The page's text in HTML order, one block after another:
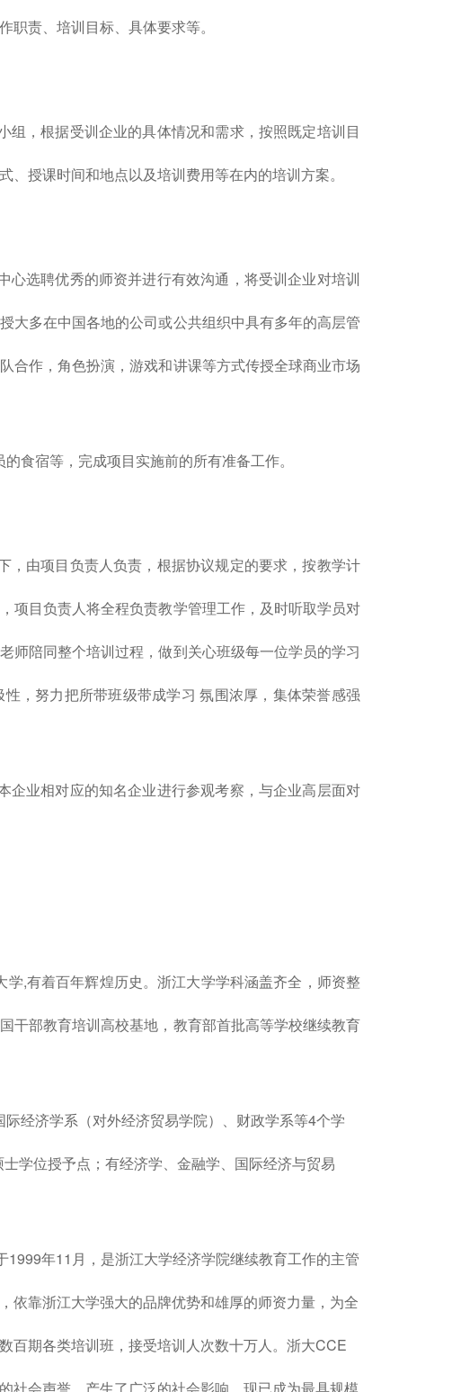
责、培训目标、具体要求等。
，根据受训企业的具体情况和需求，按照既定培训目
授课时间和地点以及培训费用等在内的培训方案。
选聘优秀的师资并进行有效沟通，将受训企业对培训
大多在中国各地的公司或公共组织中具有多年的高层管
合作，角色扮演，游戏和讲课等方式传授全球商业市场
食宿等，完成项目实施前的所有准备工作。
由项目负责人负责，根据协议规定的要求，按教学计
项目负责人将全程负责教学管理工作，及时听取学员对
师陪同整个培训过程，做到关心班级每一位学员的学习
，努力把所带班级带成学习 氛围浓厚，集体荣誉感强
业相对应的知名企业进行参观考察，与企业高层面对
,有着百年辉煌历史。浙江大学学科涵盖齐全，师资整
干部教育培训高校基地，教育部首批高等学校继续教育
经济学系（对外经济贸易学院）、财政学系等4个学
学位授予点；有经济学、金融学、国际经济与贸易
年11月，是浙江大学经济学院继续教育工作的主管
依靠浙江大学强大的品牌优势和雄厚的师资力量，为全
百期各类培训班，接受培训人次数十万人。浙大CCE